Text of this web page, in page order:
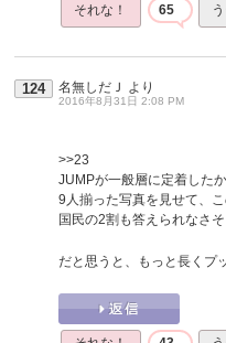
それな！ 65
124 名無しだＪ より
2016年8月31日 2:08 PM
>>23
JUMPが一般層に定着した
9人揃った写真を見せて、
国民の2割も答えられなさそ
だと思うと、もっと長くプ